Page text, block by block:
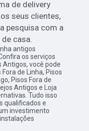
de delivery
seus clientes,
pesquisa com a
casa.
antigos
os serviços
Antigos, você pode
de Linha, Pisos
Pisos Fora de
Antigos e Loja
Tudo isso
qualificados e
investimento